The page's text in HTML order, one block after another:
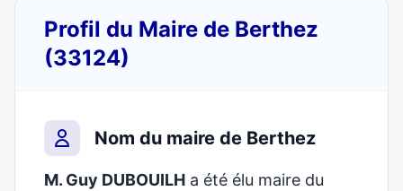
Profil du Maire de Berthez
(33124)
Nom du maire de Berthez
M. Guy DUBOUILH a été élu maire du